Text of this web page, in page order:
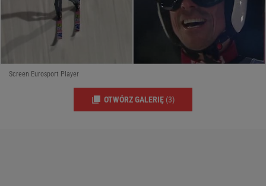
Screen Eurosport Player
OTWÓRZ GALERIĘ (3)